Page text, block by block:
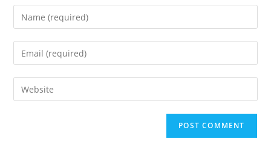
Enter
your
name
comment
Enter
your
email
address
Enter
your